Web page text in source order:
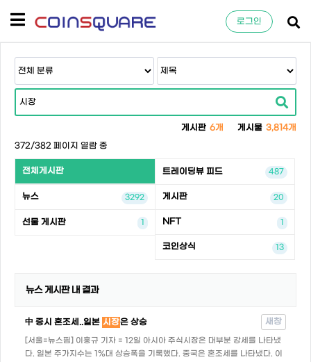
로그인
게시판 6개 게시물 3,814개
372/382 페이지 열람 중
전체게시판 트레이딩뷰 피드 487
뉴스 3292 게시판 20
선물 게시판 1 NFT 1
코인상식 13
뉴스 게시판 내 결과
中 증시 혼조세..일본 시장은 상승 새창
[서울=뉴스핌] 이홍규 기자 = 12일 아시아 주식시장은 대부분 강세를 나타냈
다. 일본 주가지수는 1%대 상승폭을 기록했다. 중국은 혼조세를 나타냈다. 이